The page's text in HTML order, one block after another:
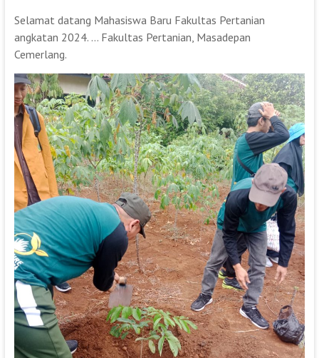
Selamat datang Mahasiswa Baru Fakultas Pertanian
angkatan 2024. … Fakultas Pertanian, Masadepan
Cemerlang.